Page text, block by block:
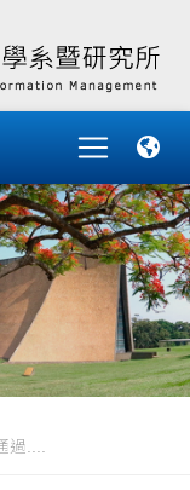
過....